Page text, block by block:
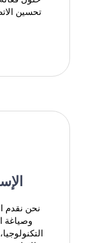
تحسين
نحن نقدم
وصياغة